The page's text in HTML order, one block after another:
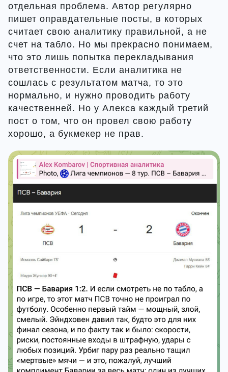
отдельная проблема. Автор регулярно
пишет оправдательные посты, в которых
считает свою аналитику правильной, а не
счет на табло. Но мы прекрасно понимаем,
что это лишь попытка перекладывания
ответственности. Если аналитика не
сошлась с результатом матча, то это
нормально, и нужно проводить работу
качественней. Но у Алекса каждый третий
пост о том, что он провел свою работу
хорошо, а букмекер не прав.